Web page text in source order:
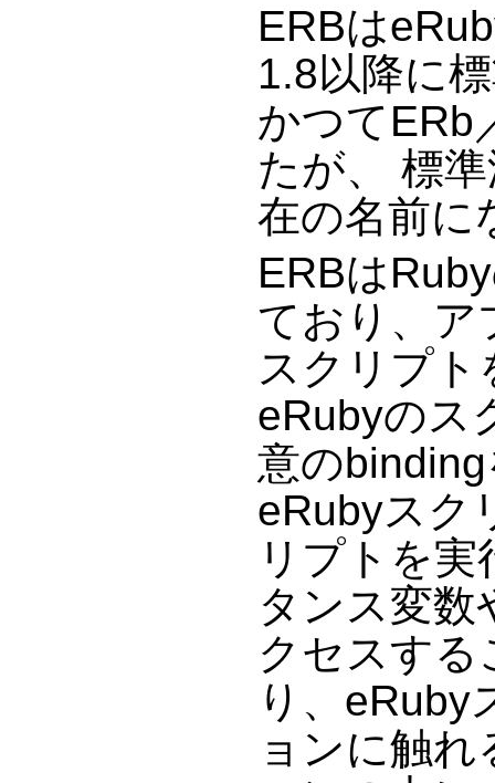
ERBは
1.8以降に
かつてERb
たが、 標
在の名前に
ERBは
ており、ア
スクリプ
eRubyのス
意の
eRubyスク
リプトを
タンス変
クセスす
り、eRuby
ョンに触